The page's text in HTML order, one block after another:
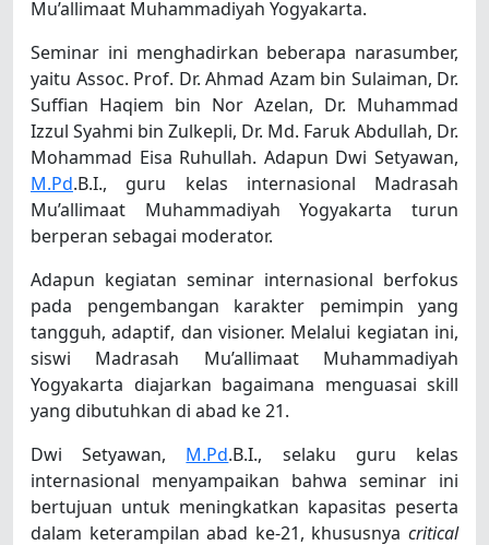
Mu’allimaat Muhammadiyah Yogyakarta.
Seminar ini menghadirkan beberapa narasumber,
yaitu Assoc. Prof. Dr. Ahmad Azam bin Sulaiman, Dr.
Suffian Haqiem bin Nor Azelan, Dr. Muhammad
Izzul Syahmi bin Zulkepli, Dr. Md. Faruk Abdullah, Dr.
Mohammad Eisa Ruhullah. Adapun Dwi Setyawan,
M.Pd.B.I., guru kelas internasional Madrasah
Mu’allimaat Muhammadiyah Yogyakarta turun
berperan sebagai moderator.
Adapun kegiatan seminar internasional berfokus
pada pengembangan karakter pemimpin yang
tangguh, adaptif, dan visioner. Melalui kegiatan ini,
siswi Madrasah Mu’allimaat Muhammadiyah
Yogyakarta diajarkan bagaimana menguasai skill
yang dibutuhkan di abad ke 21.
Dwi Setyawan, M.Pd.B.I., selaku guru kelas
internasional menyampaikan bahwa seminar ini
bertujuan untuk meningkatkan kapasitas peserta
dalam keterampilan abad ke-21, khususnya critical